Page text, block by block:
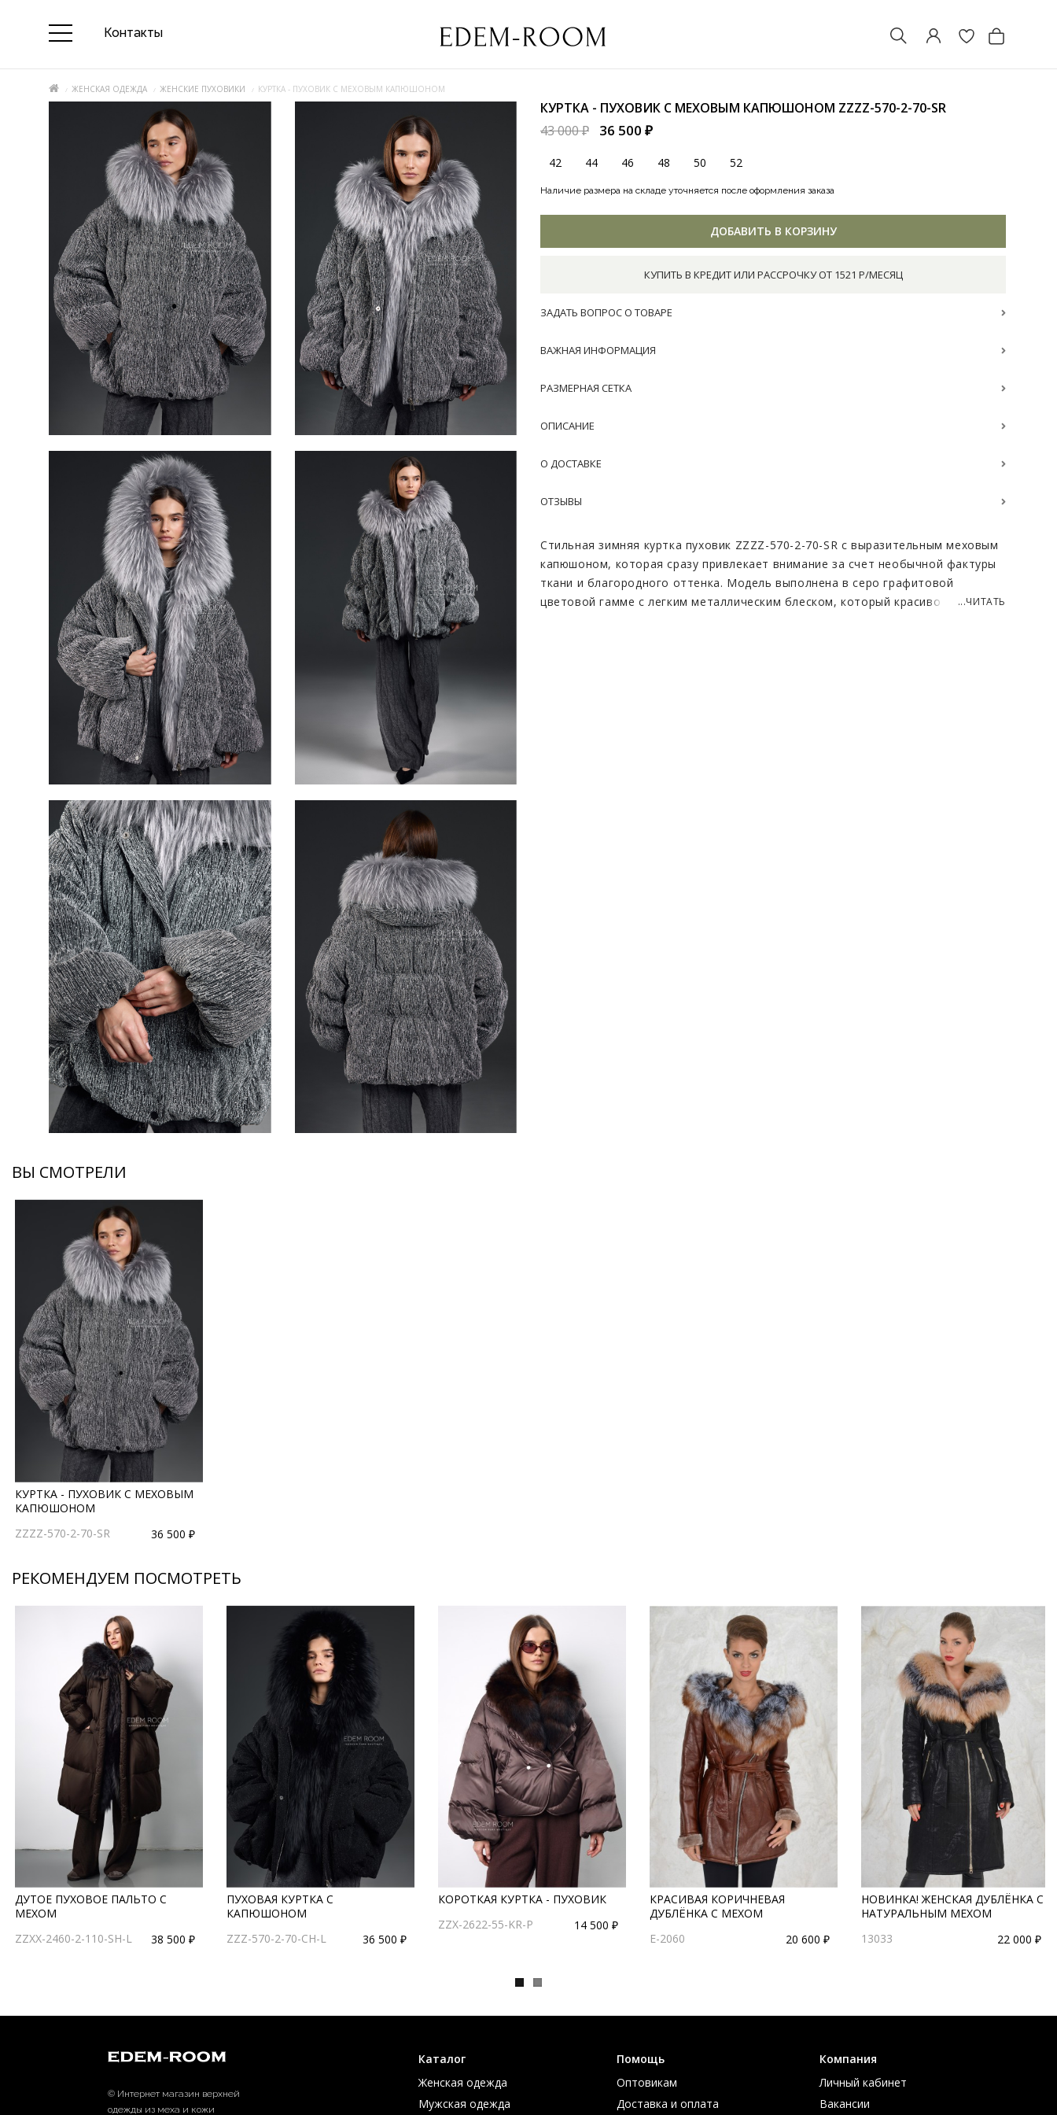
Контакты
ЖЕНСКАЯ ОДЕЖДА ЖЕНСКИЕ ПУХОВИКИ КУРТКА - ПУХОВИК С МЕХОВЫМ КАПЮШОНОМ
КУРТКА - ПУХОВИК С МЕХОВЫМ КАПЮШОНОМ ZZZZ-570-2-70-SR
43 000 ₽
36 500 ₽
42 44 46 48 50 52
Наличие размера на складе уточняется после оформления заказа
ДОБАВИТЬ В КОРЗИНУ
КУПИТЬ В КРЕДИТ ИЛИ РАССРОЧКУ ОТ 1521 Р/МЕСЯЦ
ЗАДАТЬ ВОПРОС О ТОВАРЕ
ВАЖНАЯ ИНФОРМАЦИЯ
РАЗМЕРНАЯ СЕТКА
ОПИСАНИЕ
О ДОСТАВКЕ
ОТЗЫВЫ
Стильная зимняя куртка пуховик ZZZZ-570-2-70-SR с выразительным меховым
капюшоном, которая сразу привлекает внимание за счет необычной фактуры
ткани и благородного оттенка. Модель выполнена в серо графитовой
цветовой гамме с легким металлическим блеском, который красиво
...ЧИТАТЬ
ВЫ СМОТРЕЛИ
КУРТКА - ПУХОВИК С МЕХОВЫМ
КАПЮШОНОМ
ZZZZ-570-2-70-SR
36 500 ₽
РЕКОМЕНДУЕМ ПОСМОТРЕТЬ
ДУТОЕ ПУХОВОЕ ПАЛЬТО С
МЕХОМ
ZZXX-2460-2-110-SH-L
38 500 ₽
ПУХОВАЯ КУРТКА С
КАПЮШОНОМ
ZZZ-570-2-70-CH-L
36 500 ₽
КОРОТКАЯ КУРТКА - ПУХОВИК
ZZX-2622-55-KR-P
14 500 ₽
КРАСИВАЯ КОРИЧНЕВАЯ
ДУБЛЁНКА С МЕХОМ
E-2060
20 600 ₽
НОВИНКА! ЖЕНСКАЯ ДУБЛЁНКА С
НАТУРАЛЬНЫМ МЕХОМ
13033
22 000 ₽
© Интернет магазин верхней
одежды из меха и кожи
Каталог
Женская одежда
Мужская одежда
Помощь
Оптовикам
Доставка и оплата
Компания
Личный кабинет
Вакансии